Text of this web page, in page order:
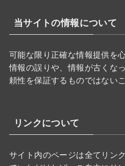
当サイトの情報について
可能な限り正確な情報提供を
情報の誤りや、情報が古くな
頼性を保証するものではない
リンクについて
サイト内のページは全てリン